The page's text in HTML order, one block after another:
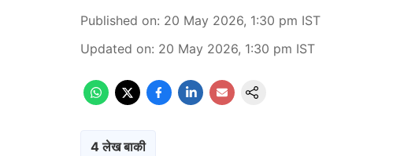
Published on: 20 May 2026, 1:30 pm IST
Updated on: 20 May 2026, 1:30 pm IST
4 लेख बाकी